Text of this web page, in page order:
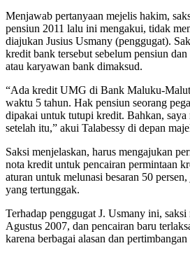
Menjawab pertanyaan mejelis hakim,
pensiun 2011 lalu ini mengakui, tidak
diajukan Jusius Usmany (penggugat).
kredit bank tersebut sebelum pensiun
atau karyawan bank dimaksud.
“Ada kredit UMG di Bank Maluku-
waktu 5 tahun. Hak pensiun seorang
dipakai untuk tutupi kredit. Bahkan, saya
setelah itu,” akui Talabessy di depan
Saksi menjelaskan, harus mengajukan
nota kredit untuk pencairan permintaan
aturan untuk melunasi besaran 50
yang tertunggak.
Terhadap penggugat J. Usmany ini,
Agustus 2007, dan pencairan baru
karena berbagai alasan dan